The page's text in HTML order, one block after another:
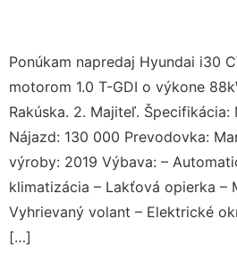
Ponúkam napredaj Hyundai i30
motorom 1.0 T-GDI o výkone
Rakúska. 2. Majiteľ. Špecifikácia:
Nájazd: 130 000 Prevodovka:
výroby: 2019 Výbava: –
klimatizácia – Lakťová opierka –
Vyhrievaný volant – Elektrické
[…]